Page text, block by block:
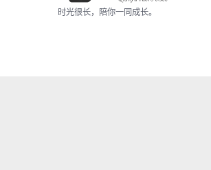
时光很长，陪你一同成长。